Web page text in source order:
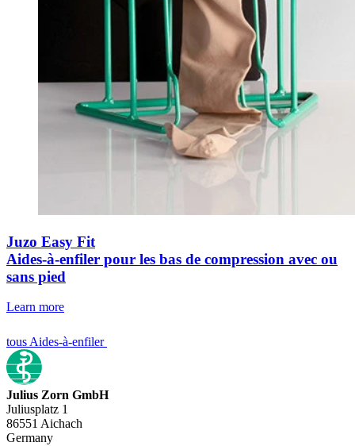
Juzo Easy Fit
Aides-à-enfiler pour les bas de compression avec ou
sans pied
Learn more
tous Aides-à-enfiler
Julius Zorn GmbH
Juliusplatz 1
86551 Aichach
Germany